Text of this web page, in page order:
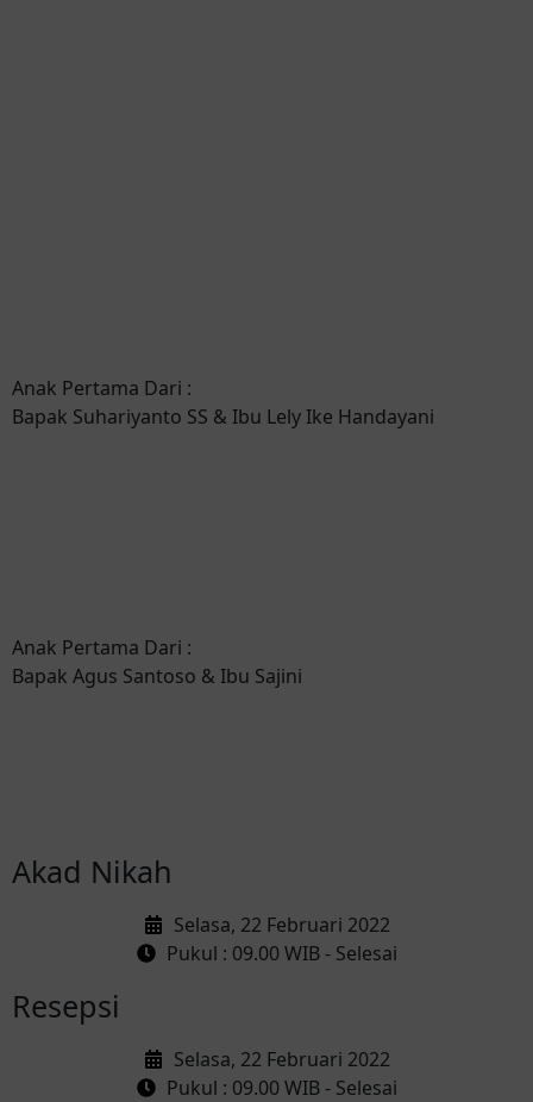
Anak Pertama Dari :
Bapak Suhariyanto SS & Ibu Lely Ike Handayani
Anak Pertama Dari :
Bapak Agus Santoso & Ibu Sajini
Akad Nikah
Selasa, 22 Februari 2022
Pukul : 09.00 WIB - Selesai
Resepsi
Selasa, 22 Februari 2022
Pukul : 09.00 WIB - Selesai